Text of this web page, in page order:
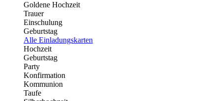
Goldene Hochzeit
Trauer
Einschulung
Geburtstag
Alle Einladungskarten
Hochzeit
Geburtstag
Party
Konfirmation
Kommunion
Taufe